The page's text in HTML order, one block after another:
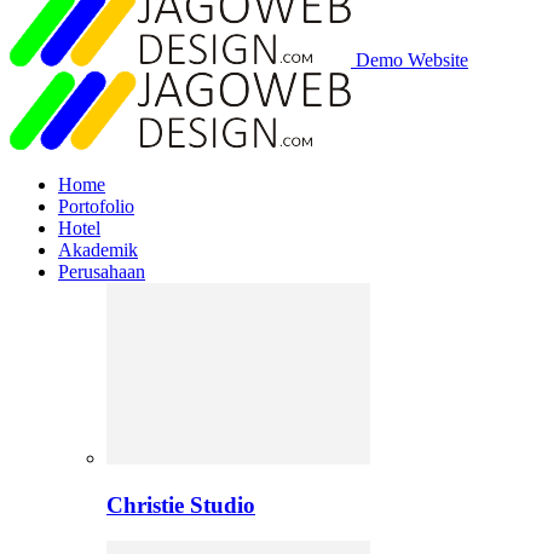
Demo Website
Home
Portofolio
Hotel
Akademik
Perusahaan
Christie Studio